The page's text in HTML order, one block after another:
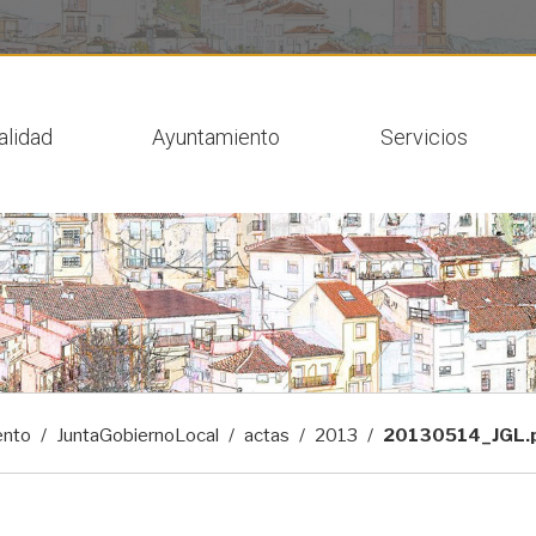
Ayuntamiento Servicios
JuntaGobiernoLocal actas 2013